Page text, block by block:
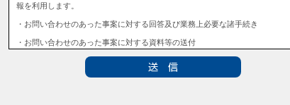
報を利用します。
・お問い合わせのあった事案に対する回答及び業務上必要な諸手続き
・お問い合わせのあった事案に対する資料等の送付